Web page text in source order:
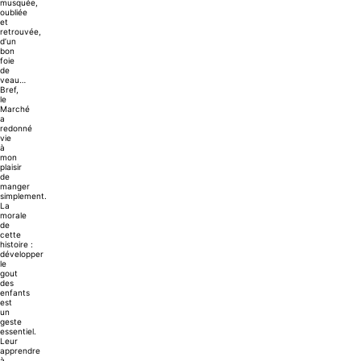
musquée,
oubliée
et
retrouvée,
d’un
bon
foie
de
veau…
Bref,
le
Marché
a
redonné
vie
à
mon
plaisir
de
manger
simplement.
La
morale
de
cette
histoire :
développer
le
gout
des
enfants
est
un
geste
essentiel.
Leur
apprendre